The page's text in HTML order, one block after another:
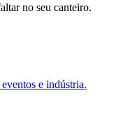
no seu canteiro.
e indústria.